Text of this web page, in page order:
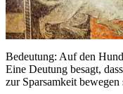
Bedeutung: Auf den
Eine Deutung besagt,
zur Sparsamkeit